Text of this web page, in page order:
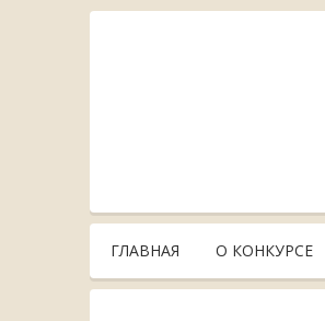
ГЛАВНАЯ О КОНКУРСЕ